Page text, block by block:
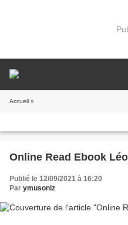
Accueil »
Online Read Ebook
Publié le 12/09/2021 à 16:20
Par ymusoniz